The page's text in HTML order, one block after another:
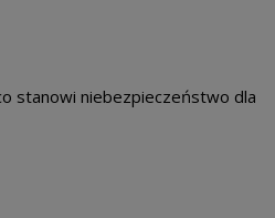
stanowi niebezpieczeństwo dla